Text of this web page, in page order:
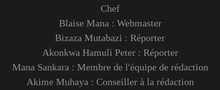
Chef
Blaise Mana : Webmaster
Bizaza Mutabazi : Réporter
Akonkwa Hamuli Peter : Réporter
Mana Sankara : Membre de l'équipe de rédaction
Akime Muhaya : Conseiller à la rédaction